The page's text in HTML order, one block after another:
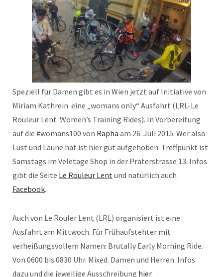
Speziell für Damen gibt es in Wien jetzt auf Initiative von
Miriam Kathrein eine „womans only“ Ausfahrt (LRL-Le
Rouleur Lent Women’s Training Rides). In Vorbereitung
auf die #womans100 von Rapha am 26. Juli 2015. Wer also
Lust und Laune hat ist hier gut aufgehoben. Treffpunkt ist
Samstags im Veletage Shop in der Praterstrasse 13. Infos
gibt die Seite Le Rouleur Lentund natürlich auch
Facebook.
Auch von Le Rouler Lent (LRL) organisiert ist eine
Ausfahrt am Mittwoch. Für Frühaufstehter mit
verheißungsvollem Namen: Brutally Early Morning Ride.
Von 0600 bis 0830 Uhr. Mixed. Damen und Herren. Infos
dazu und die jeweilige Ausschreibung hier.